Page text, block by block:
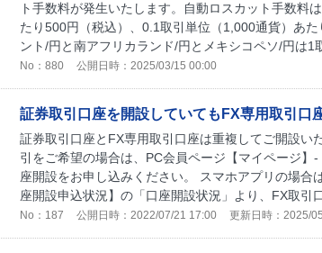
ト手数料が発生いたします。自動ロスカット手数料
たり500円（税込）、0.1取引単位（1,000通貨）あ
ント/円と南アフリカランド/円とメキシコペソ/円は1
No：880 公開日時：2025/03/15 00:00
証券取引口座を開設していてもFX専用取引口
証券取引口座とFX専用取引口座は重複してご開設い
引をご希望の場合は、PC会員ページ【マイページ
座開設をお申し込みください。 スマホアプリの場
座開設申込状況】の「口座開設状況」より、FX取引
No：187 公開日時：2022/07/21 17:00 更新日時：2025/